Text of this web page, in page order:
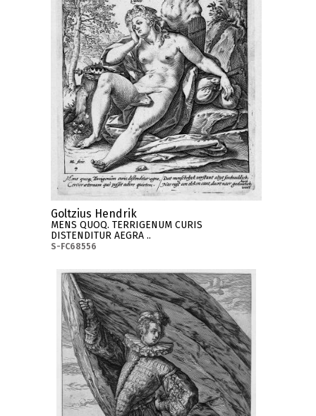
Goltzius Hendrik
MENS QUOQ. TERRIGENUM CURIS
DISTENDITUR AEGRA ..
S-FC68556